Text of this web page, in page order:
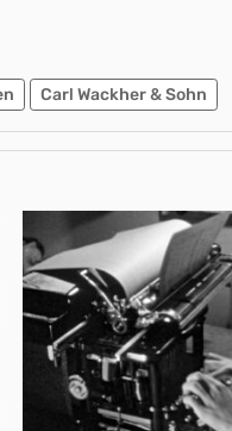
Carl Wackher & Sohn